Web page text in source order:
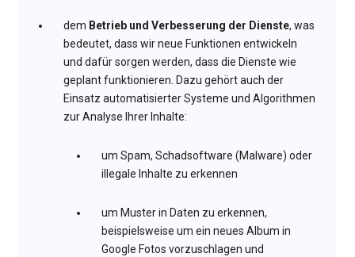
dem Betrieb und Verbesserung der Dienste, was
bedeutet, dass wir neue Funktionen entwickeln
und dafür sorgen werden, dass die Dienste wie
geplant funktionieren. Dazu gehört auch der
Einsatz automatisierter Systeme und Algorithmen
zur Analyse Ihrer Inhalte:
um Spam, Schadsoftware (Malware) oder
illegale Inhalte zu erkennen
um Muster in Daten zu erkennen,
beispielsweise um ein neues Album in
Google Fotos vorzuschlagen und